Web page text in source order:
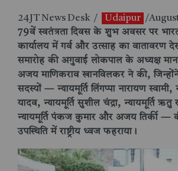
24JT News Desk / Udaipur /
79वें स्वतंत्रता दिवस के शुभ अवसर पर
कार्यालय में गर्व और उत्साह का वातावरण
समारोह की अगुवाई लोकपाल के अध्यक्ष
अजय माणिकराव खानविलकर ने की,
सदस्यों — न्यायमूर्ति लिंगप्पा नारायण स्वामी,
यादव, न्यायमूर्ति सुशील चंद्रा, न्यायमूर्ति ऋतु
न्यायमूर्ति पंकज कुमार और अजय तिर्की —
उपस्थिति में राष्ट्रीय ध्वज फहराया।